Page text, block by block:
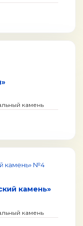
камень
камень»
камень